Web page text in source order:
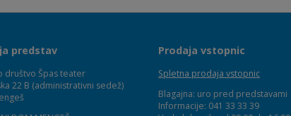
predstav
društvo Špas teater
22 B (administrativni sedež)
Prodaja vstopnic
Spletna prodaja vstopnic
Blagajna: uro pred predstavami
Informacije: 041 33 33 39